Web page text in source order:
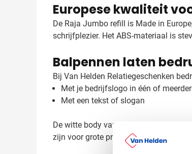
Europese kwaliteit
De Raja Jumbo refill is Made in
schrijfplezier. Het ABS-materiaal is
Balpennen laten
Bij Van Helden Relatiegeschenken
Met je bedrijfslogo in één of
Met een tekst of slogan
De witte body van de pen biedt een
zijn voor grote promotiecampagnes of